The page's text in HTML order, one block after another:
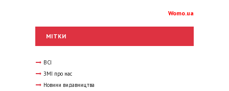
Womo.ua
МІТКИ
ВСІ
ЗМІ про нас
Новини видавництва